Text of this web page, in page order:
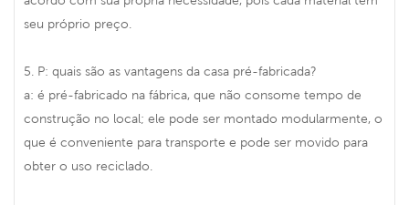
seu próprio preço.
5. P: quais são as vantagens da casa pré-fabricada?
a: é pré-fabricado na fábrica, que não consome tempo de
construção no local; ele pode ser montado modularmente, o
que é conveniente para transporte e pode ser movido para
obter o uso reciclado.